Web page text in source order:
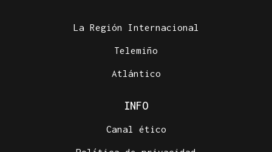
La Región Internacional
Telemiño
Atlántico
INFO
Canal ético